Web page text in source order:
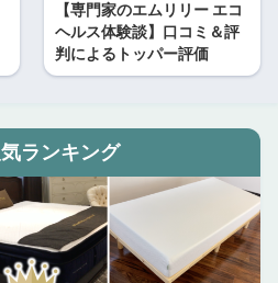
【専門家のエムリリー エコ
ヘルス体験談】口コミ＆評
判によるトッパー評価
ランキング